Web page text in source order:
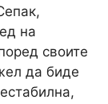
на
своите
да биде